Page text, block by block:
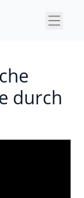
×
durch